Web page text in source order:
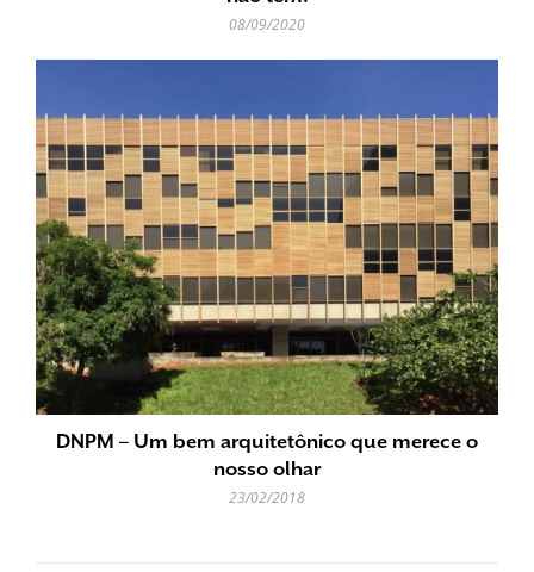
08/09/2020
DNPM – Um bem arquitetônico que merece o
nosso olhar
23/02/2018